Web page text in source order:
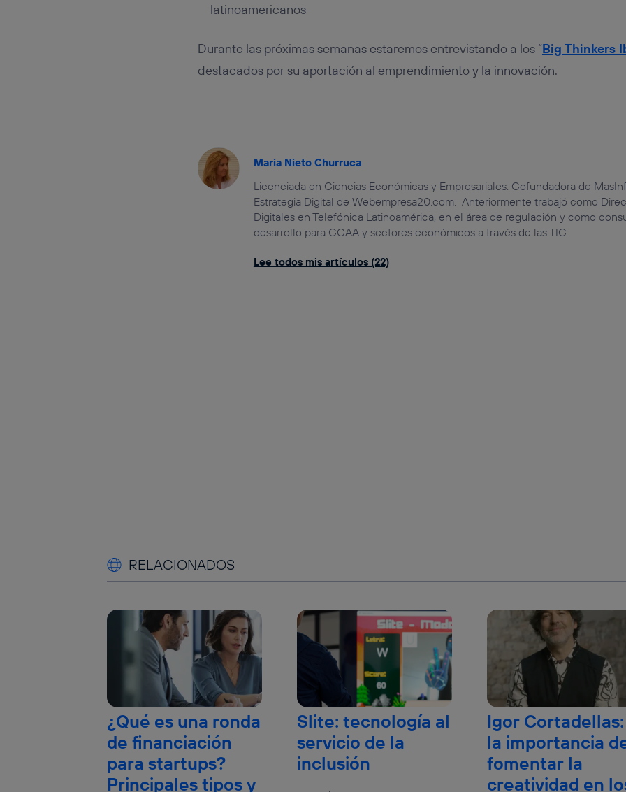
latinoamericanos
Durante las próximas semanas estaremos entrevistando a los “Big Thinkers
destacados por su aportación al emprendimiento y la innovación.
Maria Nieto Churruca
Licenciada en Ciencias Económicas y Empresariales. Cofundadora de
Estrategia Digital de Webempresa20.com. Anteriormente trabajó como
Digitales en Telefónica Latinoamérica, en el área de regulación y como
desarrollo para CCAA y sectores económicos a través de las TIC.
Lee todos mis artículos (22)
RELACIONADOS
¿Qué es una ronda
de financiación
para startups?
Principales tipos y
Slite: tecnología al
servicio de la
inclusión
Igor Cortadellas:
la importancia
fomentar la
creatividad en